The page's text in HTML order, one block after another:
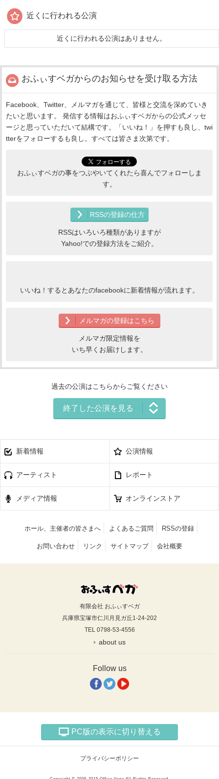
近くに行われる公演
近くに行われる公演はありません。
おふぃすベガからのお知らせを受け取る方法
Facebook、Twitter、メルマガを通じて、皆様と交流を深めていき
たいと思います。 発信する情報はおふぃすベガからの公式メッセ
ージと思っていただいて結構です。「いいね！」を押すも良し、twi
tterをフォローするも良し。すべては皆さま次第です。
おふぃすベガの事をつぶやいてくれたら喜んでフォローしま
す。
RSSの登録の仕方
RSSはいろいろ種類がありますが
Yahoo!での登録方法をご紹介。
いいね！するとあなたのfacebookに新着情報が流れます。
メルマガの登録はこちら
メルマガ限定情報を
いち早くお届けします。
過去の公演はこちらからご覧ください
終了した公演を見る
新着情報 公演情報
アーティスト レポート
メディア情報 オンラインストア
ホール、主催者の皆さまへ よくあるご質問 RSSの登録
お問い合わせ リンク サイトマップ 会社概要
有限会社 おふぃすベガ
兵庫県宝塚市仁川月見ガ丘1-24-202
TEL 0798-53-4556
about us
Follow us
PC版の表示に切り替える
プライバシーポリシー